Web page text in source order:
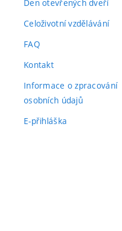
Den otevřených dveří
Celoživotní vzdělávání
FAQ
Kontakt
Informace o zpracování
osobních údajů(externí
E-přihláška